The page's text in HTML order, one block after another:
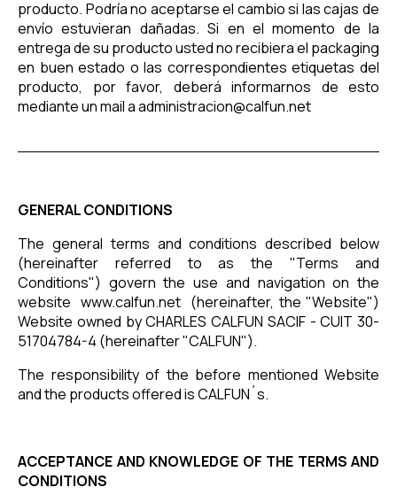
producto. Podría no aceptarse el cambio si las cajas de
envío estuvieran dañadas. Si en el momento de la
entrega de su producto usted no recibiera el packaging
en buen estado o las correspondientes etiquetas del
producto, por favor, deberá informarnos de esto
mediante un mail aadministracion@calfun.net
GENERAL CONDITIONS
The general terms and conditions described below
(hereinafter referred to as the "Terms and
Conditions") govern the use and navigation on the
website www.calfun.net (hereinafter, the "Website")
Website owned by CHARLES CALFUN SACIF - CUIT 30-
51704784-4 (hereinafter "CALFUN").
The responsibility of the before mentioned Website
and the products offered is CALFUN´s.
ACCEPTANCE AND KNOWLEDGE OF THE TERMS AND
CONDITIONS